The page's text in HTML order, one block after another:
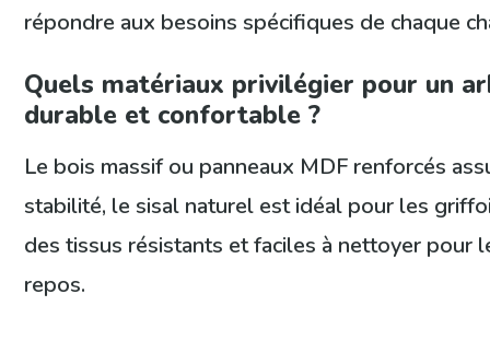
répondre aux besoins spécifiques de chaque
Quels matériaux privilégier pour un
durable et confortable ?
Le bois massif ou panneaux MDF renforcés
stabilité, le sisal naturel est idéal pour les
des tissus résistants et faciles à nettoyer pour
repos.